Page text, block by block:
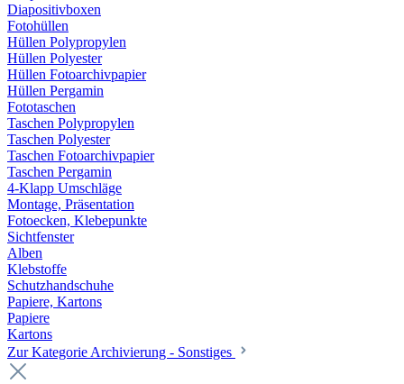
Diapositivboxen
Fotohüllen
Hüllen Polypropylen
Hüllen Polyester
Hüllen Fotoarchivpapier
Hüllen Pergamin
Fototaschen
Taschen Polypropylen
Taschen Polyester
Taschen Fotoarchivpapier
Taschen Pergamin
4-Klapp Umschläge
Montage, Präsentation
Fotoecken, Klebepunkte
Sichtfenster
Alben
Klebstoffe
Schutzhandschuhe
Papiere, Kartons
Papiere
Kartons
Zur Kategorie Archivierung - Sonstiges